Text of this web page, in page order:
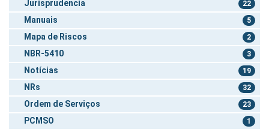
Jurisprudencia 22
Manuais 5
Mapa de Riscos 2
NBR-5410 3
Notícias 19
NRs 32
Ordem de Serviços 23
PCMSO 1